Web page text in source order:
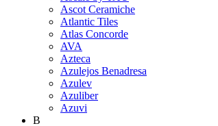
Ascot Ceramiche
Atlantic Tiles
Atlas Concorde
AVA
Azteca
Azulejos Benadresa
Azulev
Azuliber
Azuvi
B